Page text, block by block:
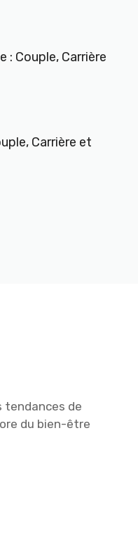
: Couple, Carrière
Carrière et
tendances de
du bien-être